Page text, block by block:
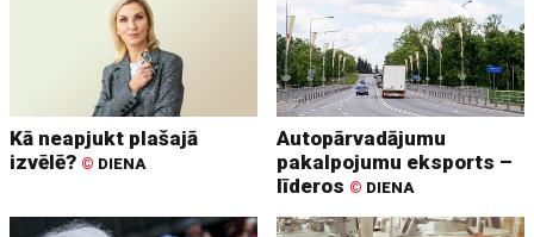
Kā neapjukt plašajā
izvēlē? © DIENA
Autopārvadājumu
pakalpojumu eksports –
līderos © DIENA